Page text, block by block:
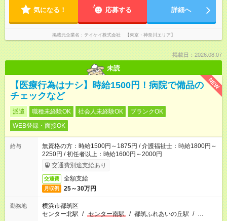
気になる！ 応募する 詳細へ
掲載元企業名 テイケイ株式会社 【東京・神奈川エリア】
掲載日：2026.08.07
未読
NEW
【医療行為はナシ】時給1500円！病院で備品の
チェックなど
派遣 職種未経験OK 社会人未経験OK
ブランクOK
WEB登録・面接OK
給与
無資格の方：時給1500円～1875円 / 介護福祉士：時給1800円～
2250円 / 初任者以上：時給1600円～2000円
交通費別途支給あり
交通費 全額支給
月収例 25～30万円
勤務地
横浜市都筑区
センター北駅 / センター南駅 / 都筑ふれあいの丘駅 / …